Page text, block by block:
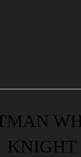
KNIGHT